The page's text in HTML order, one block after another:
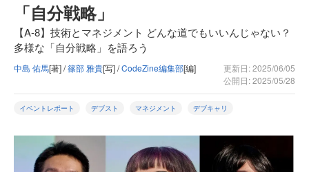
「自分戦略」
【A-8】技術とマネジメント どんな道でもいいんじゃない？
多様な「自分戦略」を語ろう
中島 佑馬[著] /篠部 雅貴[写] /CodeZine編集部[編]
更新日: 2025/06/05
公開日: 2025/05/28
イベントレポート デブスト マネジメント デブキャリ